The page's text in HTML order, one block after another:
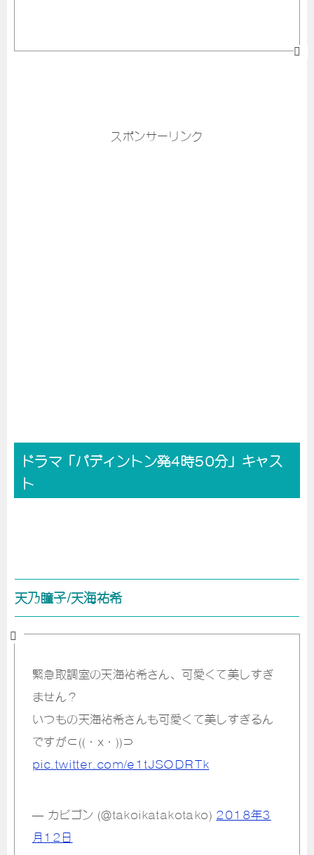
スポンサーリンク
ドラマ「パディントン発4時50分」キャス
ト
天乃瞳子/天海祐希
緊急取調室の天海祐希さん、可愛くて美しすぎ
ません？
いつもの天海祐希さんも可愛くて美しすぎるん
ですが⊂((・x・))⊃
pic.twitter.com/e1tJSODRTk
— カビゴン (@takoikatakotako) 2018年3
月12日